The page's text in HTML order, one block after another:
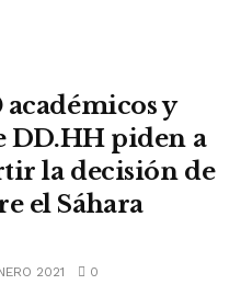
académicos y
DD.HH piden a
la decisión de
el Sáhara
2021 0